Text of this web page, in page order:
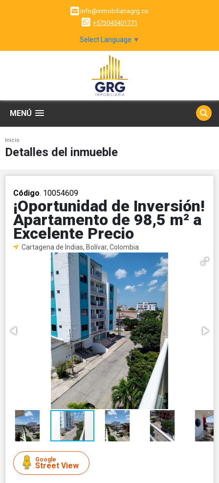
info@inmobiliariagrg.co
+573045401771
Select Language ▼
MENÚ
Inicio
Detalles del inmueble
Código. 10054609
¡Oportunidad de Inversión!
Apartamento de 98,5 m² a
Excelente Precio
Cartagena de Indias, Bolívar, Colombia
Google
Street View